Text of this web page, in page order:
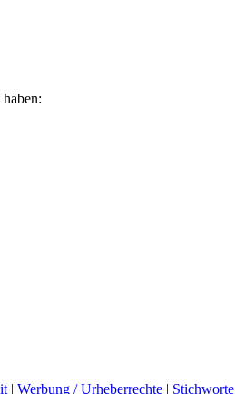
| Werbung / Urheberrechte | Stichworte